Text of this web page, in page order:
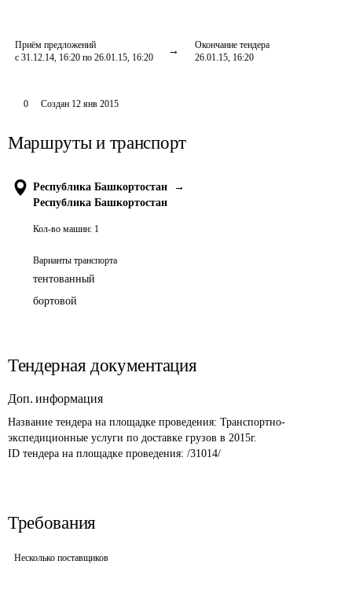
Приём предложений
с 31.12.14, 16:20 по 26.01.15, 16:20
Окончание тендера
26.01.15, 16:20
0 Создан 12 янв 2015
Маршруты и транспорт
Республика Башкортостан
→
Республика Башкортостан
Кол-во машин: 1
Варианты транспорта
тентованный
бортовой
Тендерная документация
Доп. информация
Название тендера на площадке проведения: Транспортно-
экспедиционные услуги по доставке грузов в 2015г.
ID тендера на площадке проведения: /31014/
Требования
Несколько поставщиков